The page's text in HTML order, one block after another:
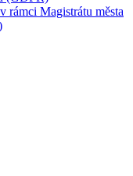
rámci Magistrátu města